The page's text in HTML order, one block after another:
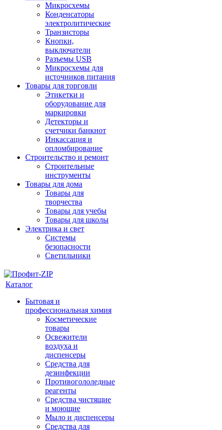
Микросхемы
Конденсаторы
электролитические
Транзисторы
Кнопки,
выключатели
Разъемы USB
Микросхемы для
источников питания
Товары для торговли
Этикетки и
оборудование для
маркировки
Детекторы и
счетчики банкнот
Инкассация и
опломбирование
Строительство и ремонт
Строительные
инструменты
Товары для дома
Товары для
творчества
Товары для учебы
Товары для школы
Электрика и свет
Системы
безопасности
Светильники
Каталог
Бытовая и
профессиональная химия
Косметические
товары
Освежители
воздуха и
диспенсеры
Средства для
дезинфекции
Противогололедные
реагенты
Средства чистящие
и моющие
Мыло и диспенсеры
Средства для